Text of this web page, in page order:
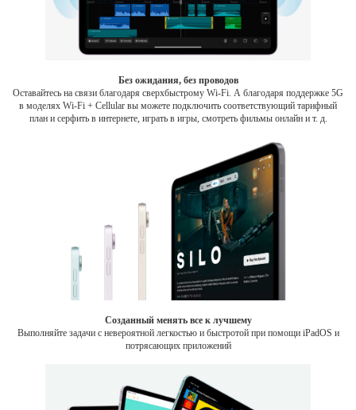
Без ожидания, без проводов
Оставайтесь на связи благодаря сверхбыстрому Wi-Fi. А благодаря поддержке 5G
в моделях Wi-Fi + Cellular вы можете подключить соответствующий тарифный
план и серфить в интернете, играть в игры, смотреть фильмы онлайн и т. д.
Созданный менять все к лучшему
Выполняйте задачи с невероятной легкостью и быстротой при помощи iPadOS и
потрясающих приложений